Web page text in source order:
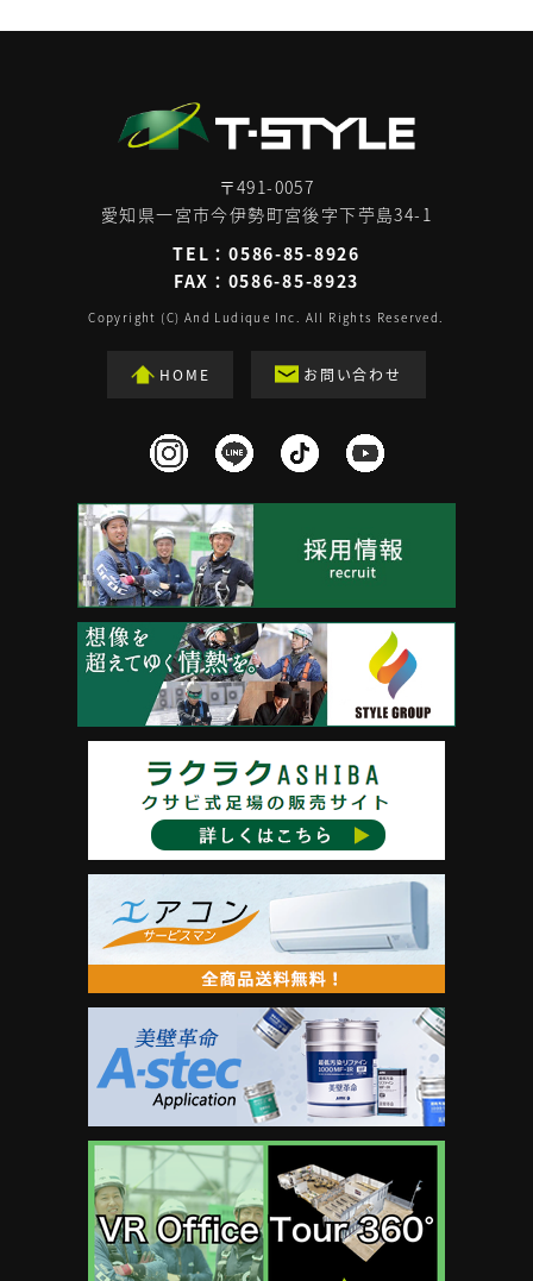
〒491-0057
愛知県一宮市今伊勢町宮後字下苧島34-1
TEL：0586-85-8926
FAX：0586-85-8923
Copyright (C) And Ludique Inc. All Rights Reserved.
HOME お問い合わせ